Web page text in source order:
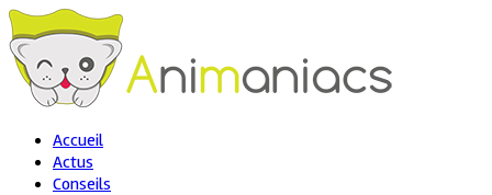
Accueil
Actus
Conseils